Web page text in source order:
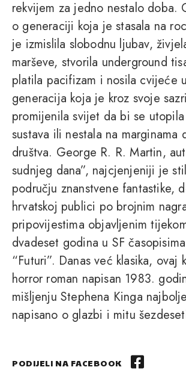
rekvijem za jedno nestalo doba.
o generaciji koja je stasala na
je izmislila slobodnu ljubav,
marševe, stvorila underground
platila pacifizam i nosila cvijeće
generacija koja je kroz svoje
promijenila svijet da bi se
sustava ili nestala na marginama
društva. George R. R. Martin,
sudnjeg dana”, najcjenjeniji je
području znanstvene fantastike,
hrvatskoj publici po brojnim
pripovijestima objavljenim
dvadeset godina u SF
“Futuri”. Danas već klasika, ovaj
horror roman napisan 1983.
mišljenju Stephena Kinga
napisano o glazbi i mitu
PODIJELI NA FACEBOOK